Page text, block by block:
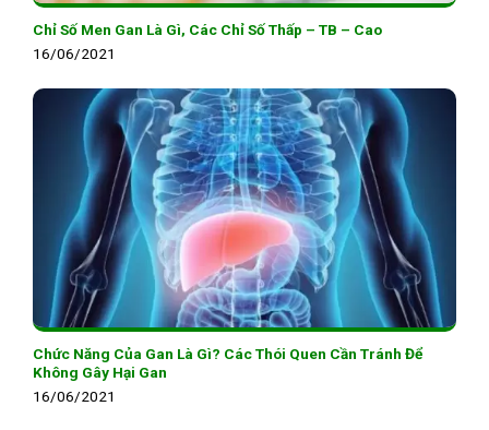
Chỉ Số Men Gan Là Gì, Các Chỉ Số Thấp – TB – Cao
16/06/2021
Chức Năng Của Gan Là Gì? Các Thói Quen Cần Tránh Để
Không Gây Hại Gan
16/06/2021